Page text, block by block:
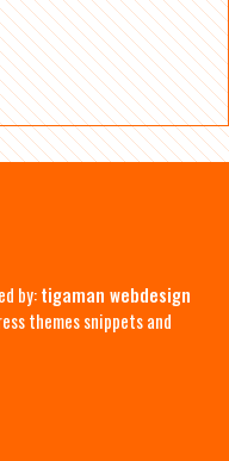
by:tigaman webdesign
themes snippets and